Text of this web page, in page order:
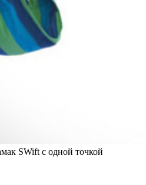
SWift с одной точкой